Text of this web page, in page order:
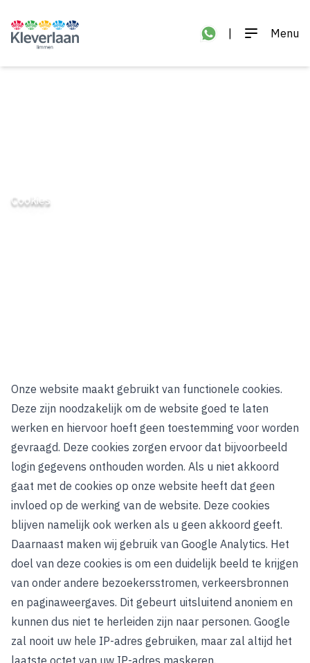
Menu
Cookies
Onze website maakt gebruikt van functionele cookies.
Deze zijn noodzakelijk om de website goed te laten
werken en hiervoor hoeft geen toestemming voor worden
gevraagd. Deze cookies zorgen ervoor dat bijvoorbeeld
login gegevens onthouden worden. Als u niet akkoord
gaat met de cookies op onze website heeft dat geen
invloed op de werking van de website. Deze cookies
blijven namelijk ook werken als u geen akkoord geeft.
Daarnaast maken wij gebruik van Google Analytics. Het
doel van deze cookies is om een duidelijk beeld te krijgen
van onder andere bezoekersstromen, verkeersbronnen
en paginaweergaves. Dit gebeurt uitsluitend anoniem en
kunnen dus niet te herleiden zijn naar personen. Google
zal nooit uw hele IP-adres gebruiken, maar zal altijd het
laatste octet van uw IP-adres maskeren.